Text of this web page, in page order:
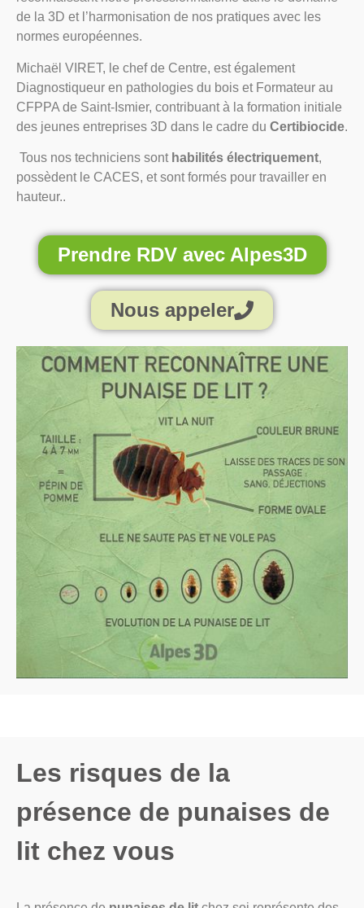
de la 3D et l’harmonisation de nos pratiques avec les
normes européennes.
Michaël VIRET, le chef de Centre, est également
Diagnostiqueur en pathologies du bois et Formateur au
CFPPA de Saint-Ismier, contribuant à la formation initiale
des jeunes entreprises 3D dans le cadre du Certibiocide.
Tous nos techniciens sont habilités électriquement,
possèdent le CACES, et sont formés pour travailler en
hauteur..
Prendre RDV avec Alpes3D
Nous appeler
Les risques de la
présence de punaises de
lit chez vous